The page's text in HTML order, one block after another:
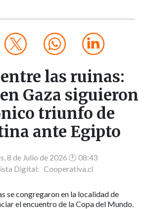
las ruinas:
Gaza siguieron
triunfo de
ante Egipto
8 de Julio de 2026 🕐 08:43
Digital: Cooperativa.cl
se congregaron en la localidad de
el encuentro de la Copa del Mundo.